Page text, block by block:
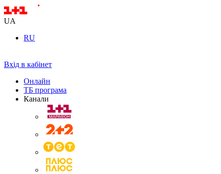
UA
RU
Вхід в кабінет
Онлайн
ТБ програма
Канали